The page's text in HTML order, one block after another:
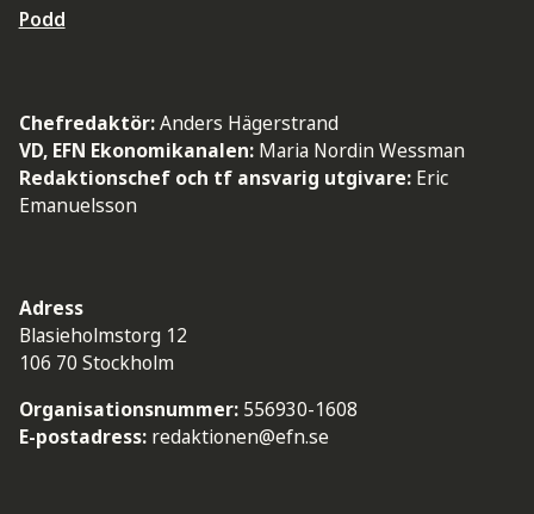
Podd
Chefredaktör:Anders Hägerstrand
VD, EFN Ekonomikanalen: Maria Nordin Wessman
Redaktionschef och tf ansvarig utgivare: Eric
Emanuelsson
Adress
Blasieholmstorg 12
106 70 Stockholm
Organisationsnummer: 556930-1608
E-postadress: redaktionen@efn.se